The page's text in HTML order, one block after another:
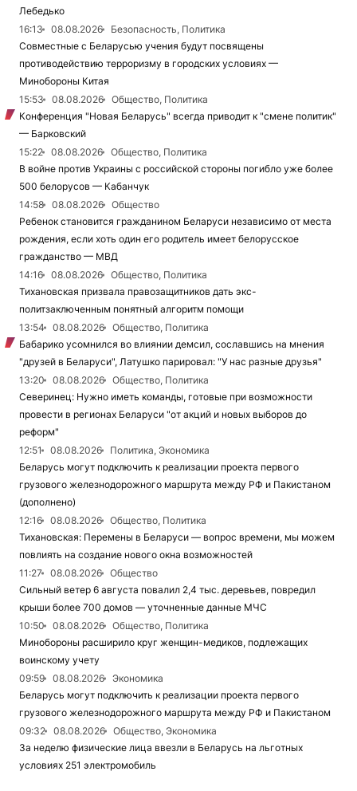
Лебедько
16:13
08.08.2026
Безопасность, Политика
Совместные с Беларусью учения будут посвящены
противодействию терроризму в городских условиях —
Минобороны Китая
15:53
08.08.2026
Общество, Политика
Конференция "Новая Беларусь" всегда приводит к "смене политик"
— Барковский
15:22
08.08.2026
Общество, Политика
В войне против Украины с российской стороны погибло уже более
500 белорусов — Кабанчук
14:58
08.08.2026
Общество
Ребенок становится гражданином Беларуси независимо от места
рождения, если хоть один его родитель имеет белорусское
гражданство — МВД
14:16
08.08.2026
Общество, Политика
Тихановская призвала правозащитников дать экс-
политзаключенным понятный алгоритм помощи
13:54
08.08.2026
Общество, Политика
Бабарико усомнился во влиянии демсил, сославшись на мнения
"друзей в Беларуси", Латушко парировал: "У нас разные друзья"
13:20
08.08.2026
Общество, Политика
Северинец: Нужно иметь команды, готовые при возможности
провести в регионах Беларуси "от акций и новых выборов до
реформ"
12:51
08.08.2026
Политика, Экономика
Беларусь могут подключить к реализации проекта первого
грузового железнодорожного маршрута между РФ и Пакистаном
(дополнено)
12:16
08.08.2026
Общество, Политика
Тихановская: Перемены в Беларуси — вопрос времени, мы можем
повлиять на создание нового окна возможностей
11:27
08.08.2026
Общество
Сильный ветер 6 августа повалил 2,4 тыс. деревьев, повредил
крыши более 700 домов — уточненные данные МЧС
10:50
08.08.2026
Общество, Политика
Минобороны расширило круг женщин-медиков, подлежащих
воинскому учету
09:59
08.08.2026
Экономика
Беларусь могут подключить к реализации проекта первого
грузового железнодорожного маршрута между РФ и Пакистаном
09:32
08.08.2026
Общество, Экономика
За неделю физические лица ввезли в Беларусь на льготных
условиях 251 электромобиль